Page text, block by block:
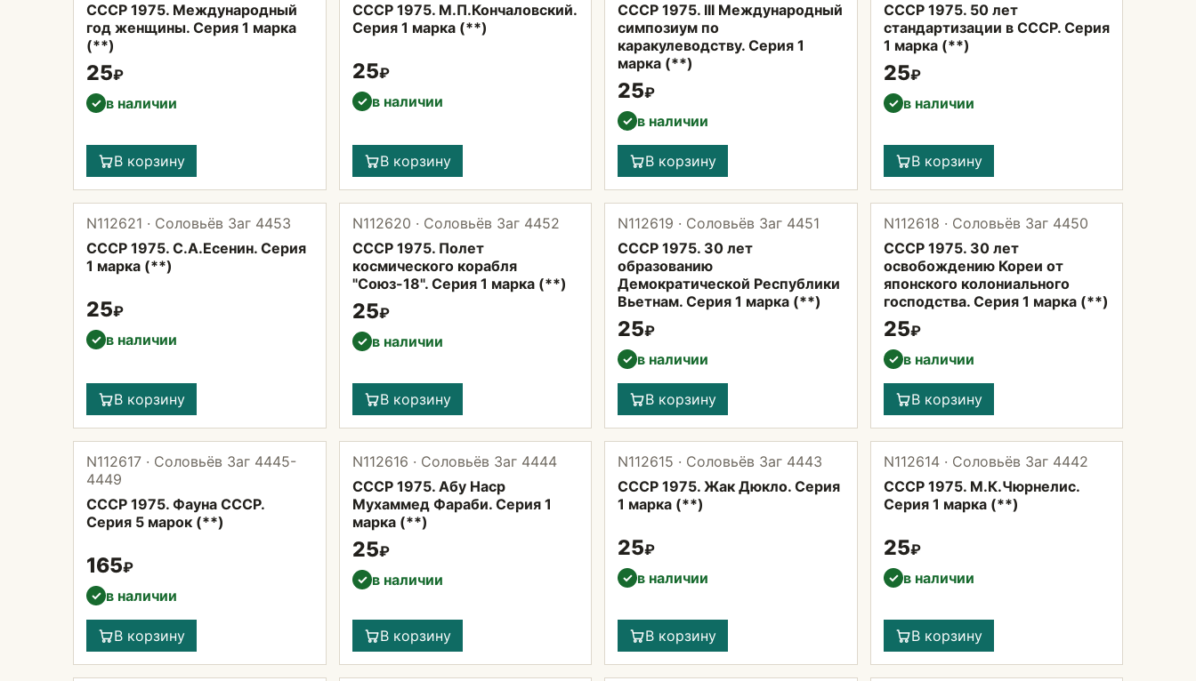
СССР 1975. Международный
год женщины. Серия 1 марка
(**)
25₽
✓ в наличии
В корзину
СССР 1975. М.П.Кончаловский.
Серия 1 марка (**)
25₽
✓ в наличии
В корзину
СССР 1975. III Международный
симпозиум по
каракулеводству. Серия 1
марка (**)
25₽
✓ в наличии
В корзину
СССР 1975. 50 лет
стандартизации в СССР. Серия
1 марка (**)
25₽
✓ в наличии
В корзину
N112621 · Соловьёв Заг 4453
СССР 1975. С.А.Есенин. Серия
1 марка (**)
25₽
✓ в наличии
В корзину
N112620 · Соловьёв Заг 4452
СССР 1975. Полет
космического корабля
"Союз-18". Серия 1 марка (**)
25₽
✓ в наличии
В корзину
N112619 · Соловьёв Заг 4451
СССР 1975. 30 лет
образованию
Демократической Республики
Вьетнам. Серия 1 марка (**)
25₽
✓ в наличии
В корзину
N112618 · Соловьёв Заг 4450
СССР 1975. 30 лет
освобождению Кореи от
японского колониального
господства. Серия 1 марка (**)
25₽
✓ в наличии
В корзину
N112617 · Соловьёв Заг 4445-
4449
СССР 1975. Фауна СССР.
Серия 5 марок (**)
165₽
✓ в наличии
В корзину
N112616 · Соловьёв Заг 4444
СССР 1975. Абу Наср
Мухаммед Фараби. Серия 1
марка (**)
25₽
✓ в наличии
В корзину
N112615 · Соловьёв Заг 4443
СССР 1975. Жак Дюкло. Серия
1 марка (**)
25₽
✓ в наличии
В корзину
N112614 · Соловьёв Заг 4442
СССР 1975. М.К.Чюрнелис.
Серия 1 марка (**)
25₽
✓ в наличии
В корзину